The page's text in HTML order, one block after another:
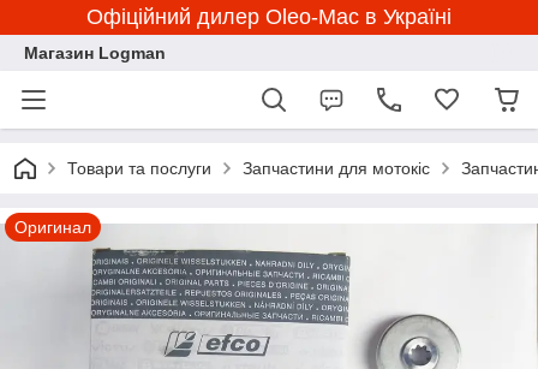
Офіційний дилер Oleo-Mac в Україні
Магазин Logman
Товари та послуги Запчастини для мотокіс
Оригинал